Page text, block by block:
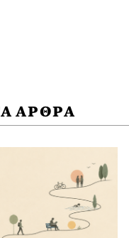
ΑΡΘΡΑ